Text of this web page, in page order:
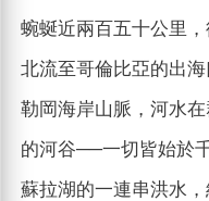
蜿蜒近兩百五十公里
北流至哥倫比亞的出
勒岡海岸山脈，河水
的河谷──一切皆始於
蘇拉湖的一連串洪水